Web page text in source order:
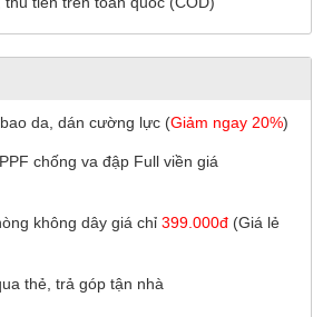
da, dán cường lực (Giảm ngay 20%)
chống va đập Full viền giá
không dây giá chỉ 399.000đ (Giá lẻ
thẻ, trả góp tận nhà